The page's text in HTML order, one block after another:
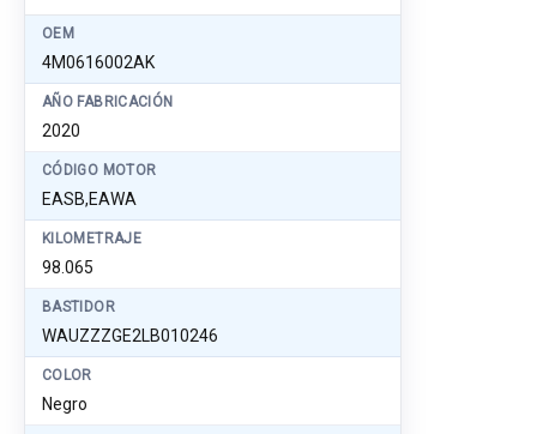
OEM
4M0616002AK
AÑO FABRICACIÓN
2020
CÓDIGO MOTOR
EASB,EAWA
KILOMETRAJE
98.065
BASTIDOR
WAUZZZGE2LB010246
COLOR
Negro